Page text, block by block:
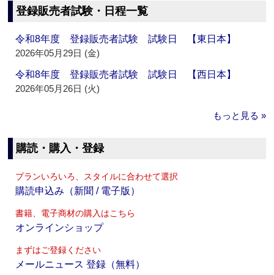
登録販売者試験・日程一覧
令和8年度 登録販売者試験 試験日 【東日本】
2026年05月29日 (金)
令和8年度 登録販売者試験 試験日 【西日本】
2026年05月26日 (火)
もっと見る »
購読・購入・登録
プランいろいろ、スタイルに合わせて選択
購読申込み（新聞 / 電子版）
書籍、電子商材の購入はこちら
オンラインショップ
まずはご登録ください
メールニュース 登録（無料）